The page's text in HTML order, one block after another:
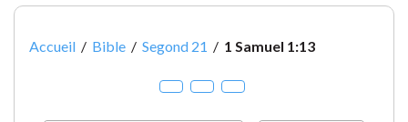
Accueil / Bible / Segond 21 / 1 Samuel 1:13